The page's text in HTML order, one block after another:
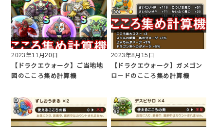
2023年11月20日
【ドラクエウォーク】ご当地地
図のこころ集め計算機
2023年8月15日
【ドラクエウォーク】ガメゴン
ロードのこころ集め計算機